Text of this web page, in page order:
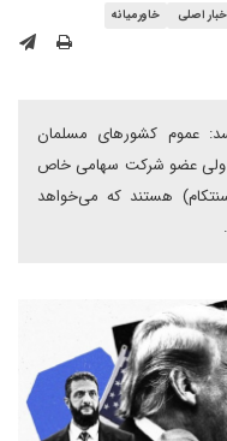
اصلی خاورمیانه
عموم کشورهای مسلمان
ولی عضو شرکت سهامی خاص
هستند که می‌خواهد